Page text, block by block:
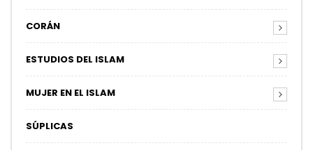
CORÁN
ESTUDIOS DEL ISLAM
MUJER EN EL ISLAM
SÚPLICAS